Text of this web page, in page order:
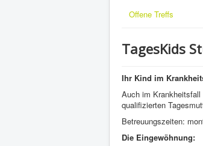
Offene Treffs
TagesKids
Ihr Kind im
Auch im
qualifizierten
Betreuungszeiten:
Die Eingewöhnung: